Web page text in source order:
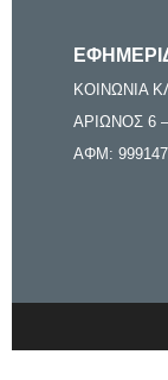
ΚΟΙΝΩΝΙΑ
ΑΡΙΩΝΟΣ 6
ΑΦΜ: